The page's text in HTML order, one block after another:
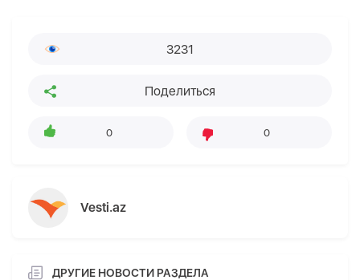
3231
Поделиться
0 0
Vesti.az
ДРУГИЕ НОВОСТИ РАЗДЕЛА